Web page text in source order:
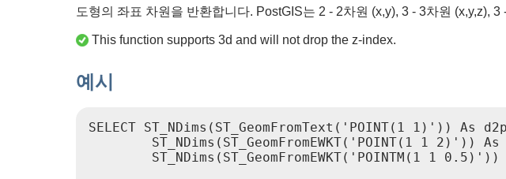
도형의 좌표 차원을 반환합니다. PostGIS는 2 - 2차원 (x,y), 3 - 3차원 (x,y,z),
This function supports 3d and will not drop the z-index.
예시
SELECT ST_NDims(ST_GeomFromText('POINT(1 1)')) As
ST_NDims(ST_GeomFromEWKT('POINT(1 1 2)')) As
ST_NDims(ST_GeomFromEWKT('POINTM(1 1 0.5)'))